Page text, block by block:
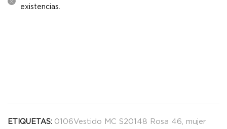
existencias.
ETIQUETAS: 0106Vestido MC S20148 Rosa 46 mujer